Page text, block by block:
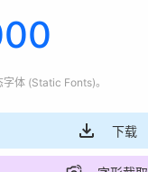
字体 (Static Fonts)。
下载